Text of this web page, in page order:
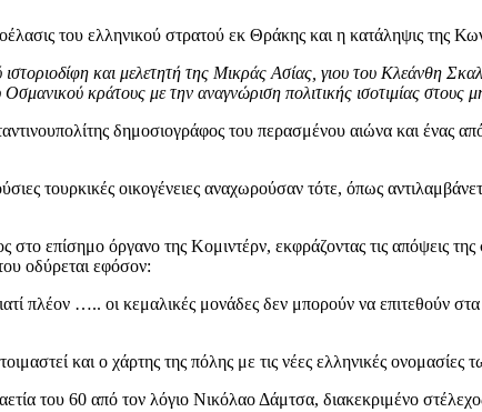
του ελληνικού στρατού εκ Θράκης και η κατάληψις της
και μελετητή της Μικράς Ασίας, γιου του Κλεάνθη
κράτους με την αναγνώριση πολιτικής ισοτιμίας στους
δημοσιογράφος του περασμένου αιώνα και ένας
τουρκικές οικογένειες αναχωρούσαν τότε, όπως
επίσημο όργανο της Κομιντέρν, εκφράζοντας τις απόψεις της
οδύρεται εφόσον:
πλέον ….. οι κεμαλικές μονάδες δεν μπορούν να επιτεθούν
και ο χάρτης της πόλης με τις νέες ελληνικές
του 60 από τον λόγιο Νικόλαο Δάμτσα, διακεκριμένο